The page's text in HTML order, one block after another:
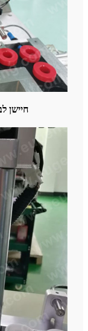
חיישן